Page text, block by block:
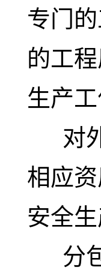
专门
的工
生产
对外
相应
安全
分包